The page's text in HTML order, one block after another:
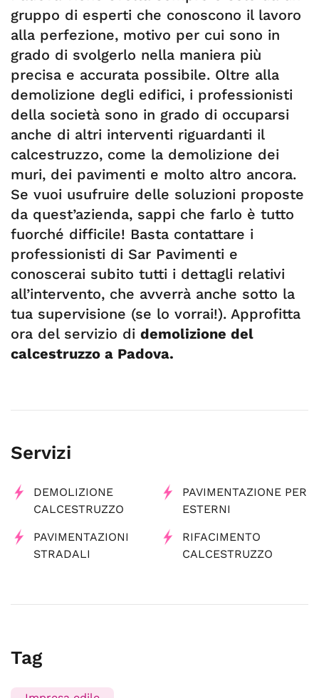
gruppo di esperti che conoscono il lavoro
alla perfezione, motivo per cui sono in
grado di svolgerlo nella maniera più
precisa e accurata possibile. Oltre alla
demolizione degli edifici, i professionisti
della società sono in grado di occuparsi
anche di altri interventi riguardanti il
calcestruzzo, come la demolizione dei
muri, dei pavimenti e molto altro ancora.
Se vuoi usufruire delle soluzioni proposte
da quest’azienda, sappi che farlo è tutto
fuorché difficile! Basta contattare i
professionisti di Sar Pavimenti e
conoscerai subito tutti i dettagli relativi
all’intervento, che avverrà anche sotto la
tua supervisione (se lo vorrai!). Approfitta
ora del servizio di demolizione del
calcestruzzo a Padova.
Servizi
DEMOLIZIONE
CALCESTRUZZO
PAVIMENTAZIONE PER
ESTERNI
PAVIMENTAZIONI
STRADALI
RIFACIMENTO
CALCESTRUZZO
Tag